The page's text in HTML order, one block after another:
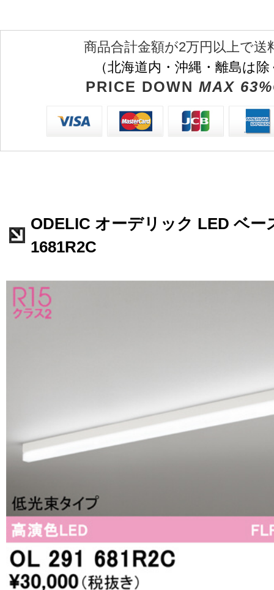
商品合計金額が2万円以上で送
（北海道内・沖縄・離島は
PRICE DOWN MAX
ODELIC オーデリック LED ベー
1681R2C